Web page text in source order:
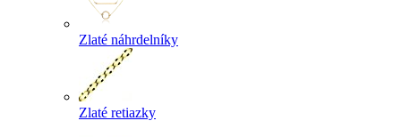
Zlaté náhrdelníky
Zlaté retiazky